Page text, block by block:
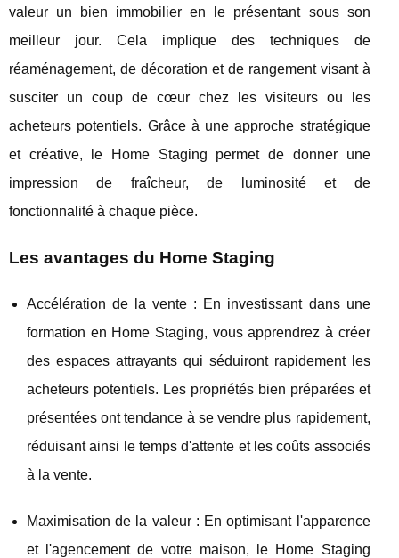
valeur un bien immobilier en le présentant sous son
meilleur jour. Cela implique des techniques de
réaménagement, de décoration et de rangement visant à
susciter un coup de cœur chez les visiteurs ou les
acheteurs potentiels. Grâce à une approche stratégique
et créative, le Home Staging permet de donner une
impression de fraîcheur, de luminosité et de
fonctionnalité à chaque pièce.
Les avantages du Home Staging
Accélération de la vente : En investissant dans une
formation en Home Staging, vous apprendrez à créer
des espaces attrayants qui séduiront rapidement les
acheteurs potentiels. Les propriétés bien préparées et
présentées ont tendance à se vendre plus rapidement,
réduisant ainsi le temps d'attente et les coûts associés
à la vente.
Maximisation de la valeur : En optimisant l'apparence
et l'agencement de votre maison, le Home Staging